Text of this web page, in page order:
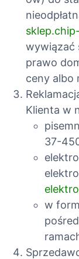
wywiązać
prawo
ceny albo
Klienta w
37-
w